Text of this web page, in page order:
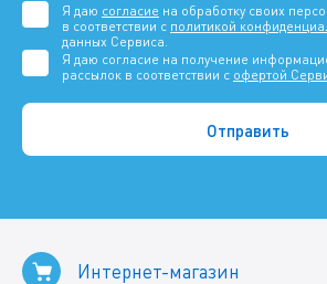
Я даю согласие на обработку своих
в соответствии с политикой
данных Сервиса.
Я даю согласие на получение
рассылок в соответствии с офертой
Интернет-магазин